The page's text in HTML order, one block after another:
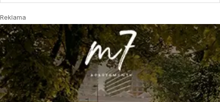
Reklama